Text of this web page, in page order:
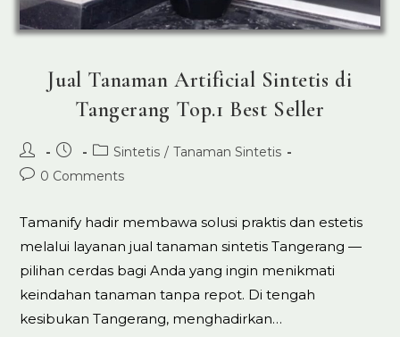
Jual Tanaman Artificial Sintetis di
Tangerang Top.1 Best Seller
Post
author:
Post
published:
Post
category:
Sintetis / Tanaman Sintetis
Post0 Comments
Tamanify hadir membawa solusi praktis dan estetis
melalui layanan jual tanaman sintetis Tangerang —
pilihan cerdas bagi Anda yang ingin menikmati
keindahan tanaman tanpa repot. Di tengah
kesibukan Tangerang, menghadirkan…